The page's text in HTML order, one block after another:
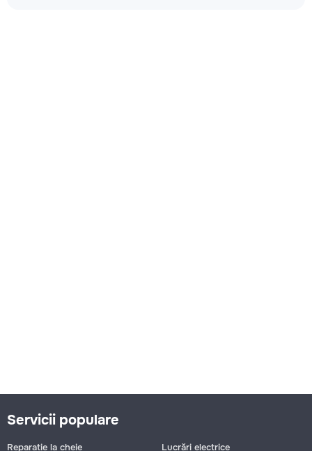
Servicii populare
Reparație la cheie
Lucrări electrice